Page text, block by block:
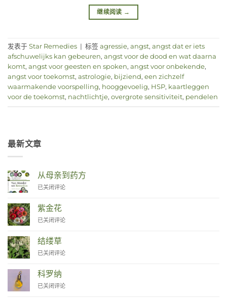
继续阅读 →
发表于 Star Remedies | 标签 agressie, angst, angst dat er iets
afschuwelijks kan gebeuren, angst voor de dood en wat daarna
komt, angst voor geesten en spoken, angst voor onbekende,
angst voor toekomst, astrologie, bijziend, een zichzelf
waarmakende voorspelling, hooggevoelig, HSP, kaartleggen
voor de toekomst, nachtlichtje, overgrote sensitiviteit, pendelen
最新文章
从母亲到药方
Van
tot
Remedies
已关闭评论
紫金花
Zinnia
已关闭评论
结缕草
Duizendknoop
已关闭评论
科罗纳
Corona
已关闭评论